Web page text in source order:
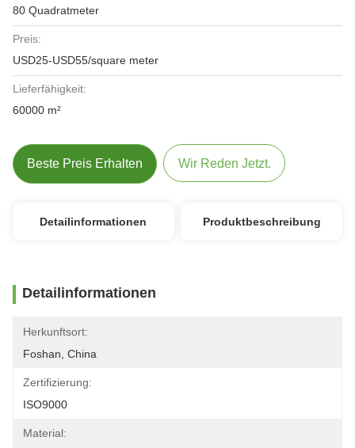
80 Quadratmeter
Preis:
USD25-USD55/square meter
Lieferfähigkeit:
60000 m²
Beste Preis Erhalten Wir Reden Jetzt.
Detailinformationen Produktbeschreibung
Detailinformationen
Herkunftsort:
Foshan, China
Zertifizierung:
ISO9000
Material: